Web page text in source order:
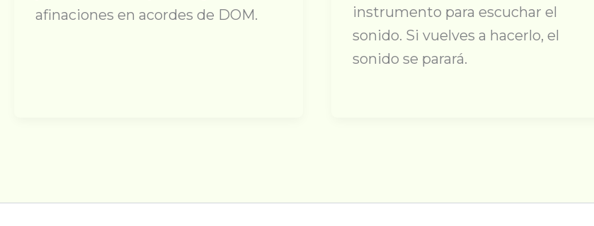
afinaciones en acordes de DOM.
instrumento para escuchar el
sonido. Si vuelves a hacerlo, el
sonido se parará.